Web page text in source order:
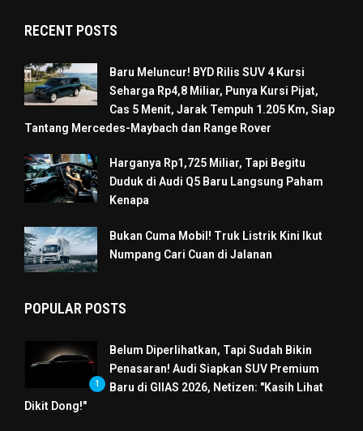
RECENT POSTS
Baru Meluncur! BYD Rilis SUV 4 Kursi
Seharga Rp4,8 Miliar, Punya Kursi Pijat,
Cas 5 Menit, Jarak Tempuh 1.205 Km, Siap
Tantang Mercedes-Maybach dan Range Rover
Harganya Rp1,725 Miliar, Tapi Begitu
Duduk di Audi Q5 Baru Langsung Paham
Kenapa
Bukan Cuma Mobil! Truk Listrik Kini Ikut
Numpang Cari Cuan di Jalanan
POPULAR POSTS
1
Belum Diperlihatkan, Tapi Sudah Bikin
Penasaran! Audi Siapkan SUV Premium
Baru di GIIAS 2026, Netizen: "Kasih Lihat
Dikit Dong!"